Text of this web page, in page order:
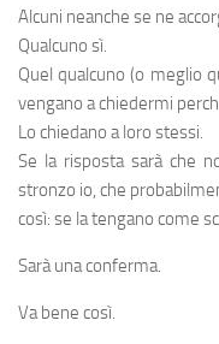
Alcuni neanche se ne
Qualcuno sì.
Quel qualcuno (o meglio
vengano a chiedermi
Lo chiedano a loro stessi.
Se la risposta sarà che
stronzo io, che
così: se la tengano come
Sarà una conferma.
Va bene così.